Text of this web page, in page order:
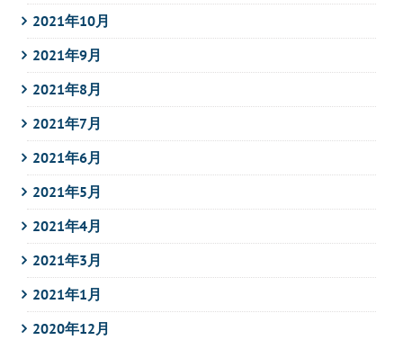
2021年10月
2021年9月
2021年8月
2021年7月
2021年6月
2021年5月
2021年4月
2021年3月
2021年1月
2020年12月